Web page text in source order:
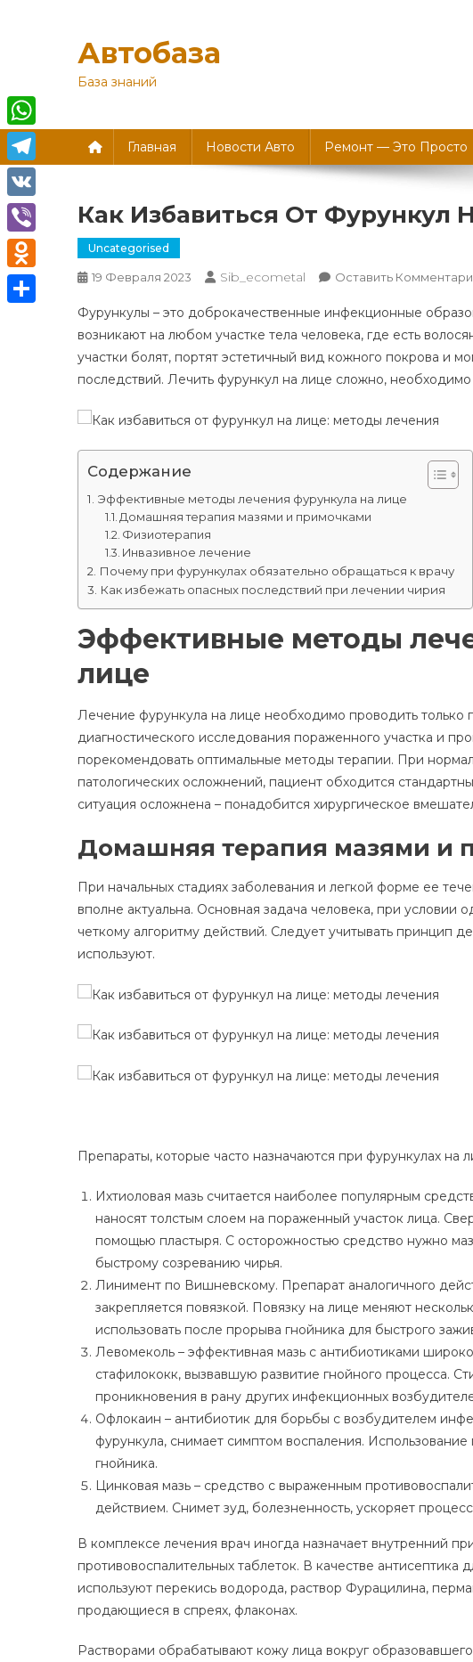
содержимомуАвтобаза
База знаний
Главная Новости Авто Ремонт — Это Просто
Как Избавиться От Фурункул
Uncategorised
19 Февраля 2023 Sib_ecometal Оставить
Фурункулы – это доброкачественные инфекционные
возникают на любом участке тела человека, где есть
участки болят, портят эстетичный вид кожного покрова и
последствий. Лечить фурункул на лице сложно, необходимо
Содержание
Эффективные методы лечения фурункула на лице
Домашняя терапия мазями и примочками
Физиотерапия
Инвазивное лечение
Почему при фурункулах обязательно обращаться к врачу
Как избежать опасных последствий при лечении чирия
Эффективные методы
лице
Лечение фурункула на лице необходимо проводить только
диагностического исследования пораженного участка и
порекомендовать оптимальные методы терапии. При
патологических осложнений, пациент обходится
ситуация осложнена – понадобится хирургическое
Домашняя терапия мазями и
При начальных стадиях заболевания и легкой форме ее
вполне актуальна. Основная задача человека, при условии
четкому алгоритму действий. Следует учитывать принцип
используют.
Препараты, которые часто назначаются при фурункулах на
Ихтиоловая мазь считается наиболее популярным
наносят толстым слоем на пораженный участок лица.
помощью пластыря. С осторожностью средство нужно
быстрому созреванию чирья.
Линимент по Вишневскому. Препарат аналогичного
закрепляется повязкой. Повязку на лице меняют
использовать после прорыва гнойника для быстрого
Левомеколь – эффективная мазь с антибиотиками
стафилококк, вызвавшую развитие гнойного процесса.
проникновения в рану других инфекционных
Офлокаин – антибиотик для борьбы с возбудителем
фурункула, снимает симптом воспаления.
гнойника.
Цинковая мазь – средство с выраженным
действием. Снимет зуд, болезненность, ускоряет
В комплексе лечения врач иногда назначает внутренний
противовоспалительных таблеток. В качестве
используют перекись водорода, раствор Фурацилина,
продающиеся в спреях, флаконах.
Растворами обрабатывают кожу лица вокруг
WhatsApp
Telegram
VK
Viber
Odnoklassniki